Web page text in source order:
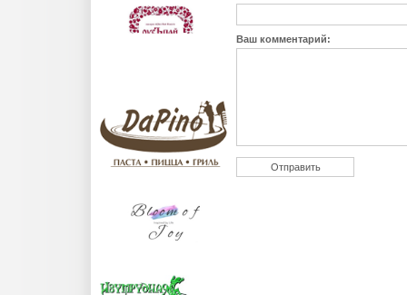
Ваш комментарий: